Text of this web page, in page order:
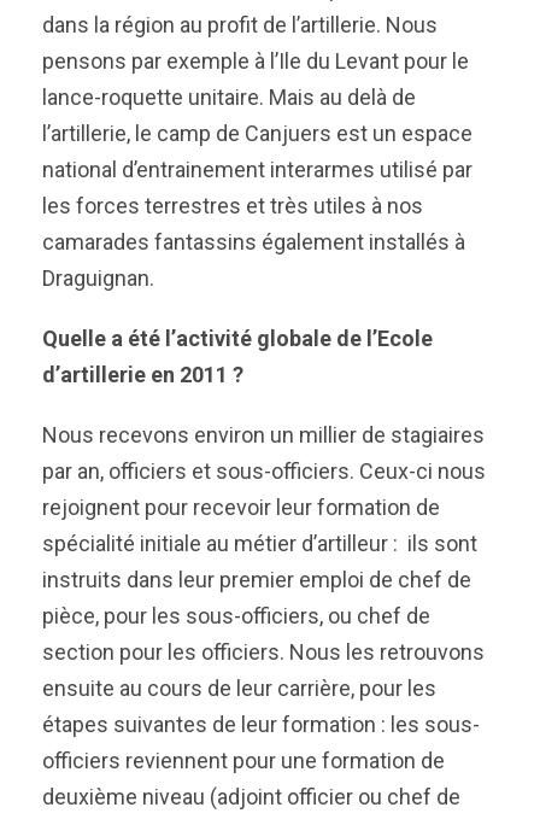
dans la région au profit de l’artillerie. Nous
pensons par exemple à l’Ile du Levant pour le
lance-roquette unitaire. Mais au delà de
l’artillerie, le camp de Canjuers est un espace
national d’entrainement interarmes utilisé par
les forces terrestres et très utiles à nos
camarades fantassins également installés à
Draguignan.
Quelle a été l’activité globale de l’Ecole
d’artillerie en 2011 ?
Nous recevons environ un millier de stagiaires
par an, officiers et sous-officiers. Ceux-ci nous
rejoignent pour recevoir leur formation de
spécialité initiale au métier d’artilleur : ils sont
instruits dans leur premier emploi de chef de
pièce, pour les sous-officiers, ou chef de
section pour les officiers. Nous les retrouvons
ensuite au cours de leur carrière, pour les
étapes suivantes de leur formation : les sous-
officiers reviennent pour une formation de
deuxième niveau (adjoint officier ou chef de